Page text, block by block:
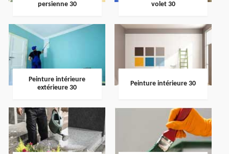
persienne 30
volet 30
Peinture intérieure
extérieure 30
Peinture intérieure 30